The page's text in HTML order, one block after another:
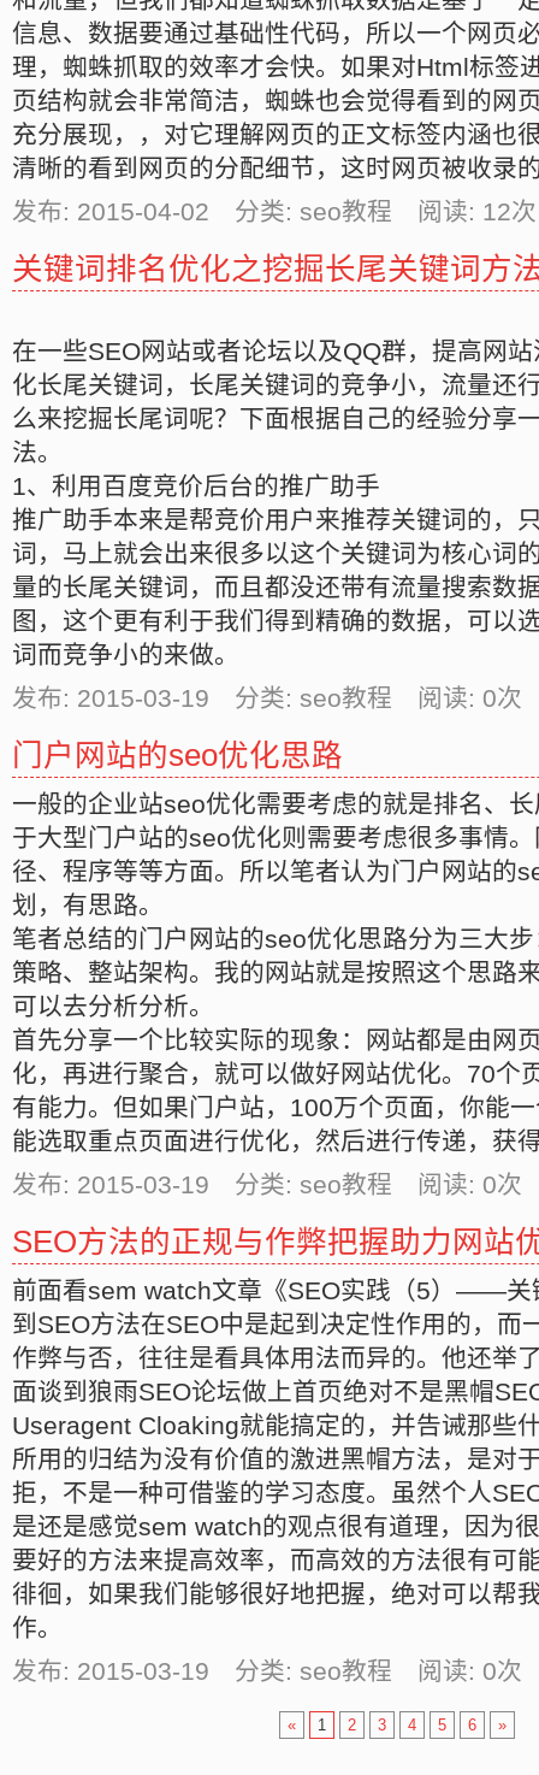
信息、数据要通过基础性代码，所以一个网页
理，蜘蛛抓取的效率才会快。如果对Html标签
页结构就会非常简洁，蜘蛛也会觉得看到的网
充分展现，，对它理解网页的正文标签内涵也
清晰的看到网页的分配细节，这时网页被收录
发布: 2015-04-02 分类: seo教程 阅读: 12
关键词排名优化之挖掘长尾关键词方
在一些SEO网站或者论坛以及QQ群，提高网
化长尾关键词，长尾关键词的竞争小，流量还
么来挖掘长尾词呢？下面根据自己的经验分享
法。
1、利用百度竞价后台的推广助手
推广助手本来是帮竞价用户来推荐关键词的，
词，马上就会出来很多以这个关键词为核心词
量的长尾关键词，而且都没还带有流量搜索数
图，这个更有利于我们得到精确的数据，可以
词而竞争小的来做。
发布: 2015-03-19 分类: seo教程 阅读: 0次
门户网站的seo优化思路
一般的企业站seo优化需要考虑的就是排名、
于大型门户站的seo优化则需要考虑很多事情
径、程序等等方面。所以笔者认为门户网站的
划，有思路。
笔者总结的门户网站的seo优化思路分为三大
策略、整站架构。我的网站就是按照这个思路
可以去分析分析。
首先分享一个比较实际的现象：网站都是由网
化，再进行聚合，就可以做好网站优化。70个
有能力。但如果门户站，100万个页面，你能
能选取重点页面进行优化，然后进行传递，获
发布: 2015-03-19 分类: seo教程 阅读: 0次
SEO方法的正规与作弊把握助力网站
前面看sem watch文章《SEO实践（5）——关
到SEO方法在SEO中是起到决定性作用的，而
作弊与否，往往是看具体用法而异的。他还举
面谈到狼雨SEO论坛做上首页绝对不是黑帽
Useragent Cloaking就能搞定的，并告诫那些
所用的归结为没有价值的激进黑帽方法，是对
拒，不是一种可借鉴的学习态度。虽然个人
是还是感觉sem watch的观点很有道理，因为
要好的方法来提高效率，而高效的方法很有可
徘徊，如果我们能够很好地把握，绝对可以帮
作。
发布: 2015-03-19 分类: seo教程 阅读: 0次
« 1 2 3 4 5 6 »